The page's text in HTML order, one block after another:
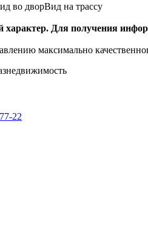
во дворВид на трассу
Для получения
максимально
22